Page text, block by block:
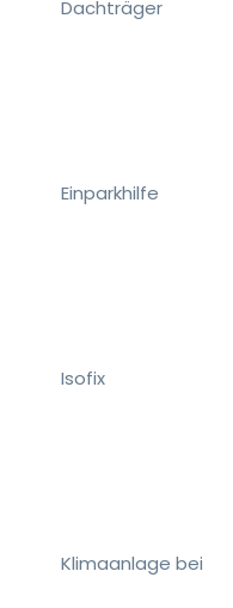
Dachträger
Einparkhilfe
Isofix
Klimaanlage bei